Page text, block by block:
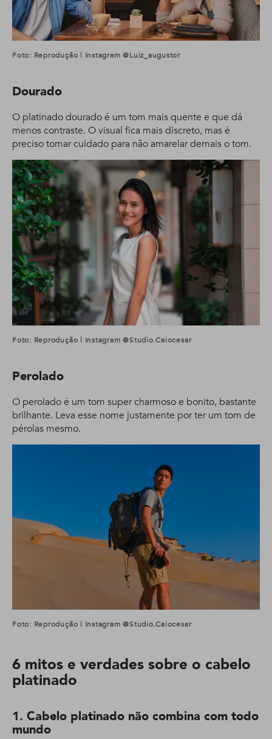
Foto: Reprodução | Instagram @luiz_augustor
Dourado
O platinado dourado é um tom mais quente e que dá
menos contraste. O visual fica mais discreto, mas é
preciso tomar cuidado para não amarelar demais o tom.
Foto: Reprodução | Instagram @studio.caiocesar
Perolado
O perolado é um tom super charmoso e bonito, bastante
brilhante. Leva esse nome justamente por ter um tom de
pérolas mesmo.
Foto: Reprodução | Instagram @studio.caiocesar
6 mitos e verdades sobre o cabelo
platinado
1. Cabelo platinado não combina com todo
mundo